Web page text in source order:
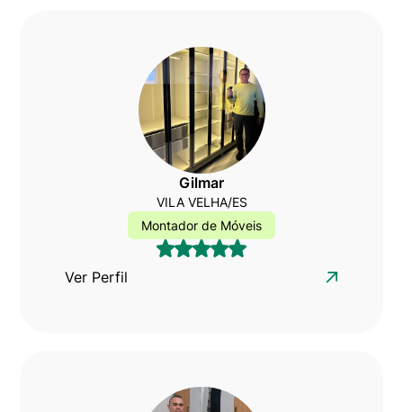
Gilmar
VILA VELHA/ES
Montador de Móveis
Ver Perfil